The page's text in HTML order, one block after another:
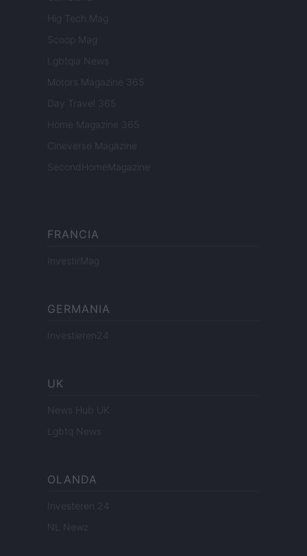
Hig Tech Mag
Scoop Mag
Lgbtqia News
Motors Magazine 365
Day Travel 365
Home Magazine 365
Cineverse Magazine
SecondHomeMagazine
FRANCIA
InvestirMag
GERMANIA
Investieren24
UK
News Hub UK
Lgbtq News
OLANDA
Investeren 24
NL Newz